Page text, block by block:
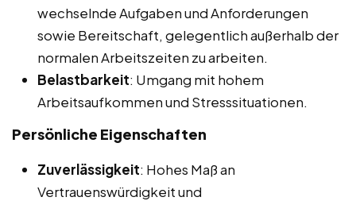
wechselnde Aufgaben und Anforderungen
sowie Bereitschaft, gelegentlich außerhalb der
normalen Arbeitszeiten zu arbeiten.
Belastbarkeit: Umgang mit hohem
Arbeitsaufkommen und Stresssituationen.
Persönliche Eigenschaften
Zuverlässigkeit: Hohes Maß an
Vertrauenswürdigkeit und